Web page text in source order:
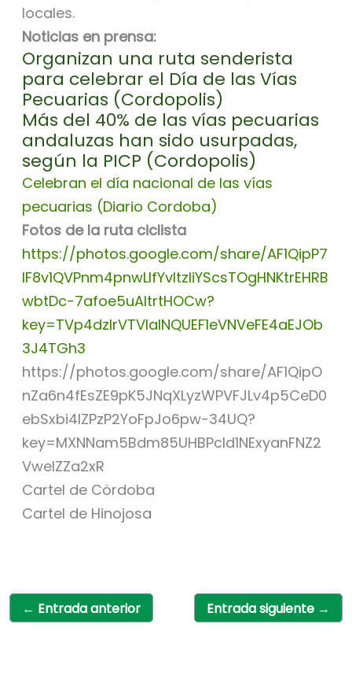
locales.
Noticias en prensa:
Organizan una ruta senderista
para celebrar el Día de las Vías
Pecuarias (Cordopolis)
Más del 40% de las vías pecuarias
andaluzas han sido usurpadas,
según la PICP (Cordopolis)
Celebran el día nacional de las vías
pecuarias (Diario Cordoba)
Fotos de la ruta ciclista
https://photos.google.com/share/AF1QipP7
IF8v1QVPnm4pnwLIfYvltzliYScsTOgHNKtrEHRB
wbtDc-7afoe5uAItrtHOCw?
key=TVp4dzlrVTVlalNQUEF1eVNVeFE4aEJOb
3J4TGh3
https://photos.google.com/share/AF1QipO
nZa6n4fEsZE9pK5JNqXLyzWPVFJLv4p5CeD0
ebSxbi4IZPzP2YoFpJo6pw-34UQ?
key=MXNNam5Bdm85UHBPcld1NExyanFNZ2
VwelZZa2xR
Cartel de Cördoba
Cartel de Hinojosa
← Entrada anterior Entrada siguiente →